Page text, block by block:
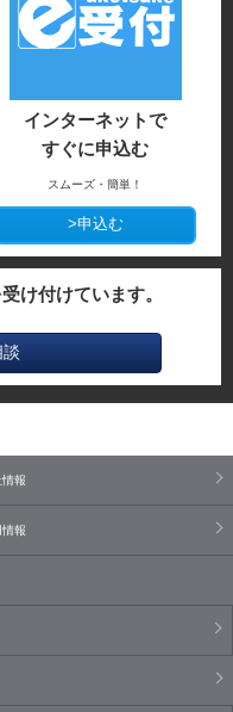
インターネットで
すぐに申込む
スムーズ・簡単！
>申込む
け付けています。
報
報